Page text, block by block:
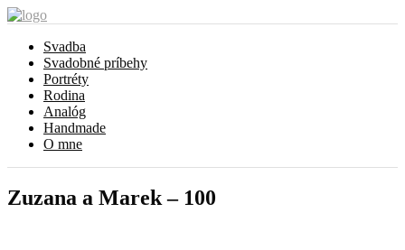
Svadba
Svadobné príbehy
Portréty
Rodina
Analóg
Handmade
O mne
Zuzana a Marek – 100